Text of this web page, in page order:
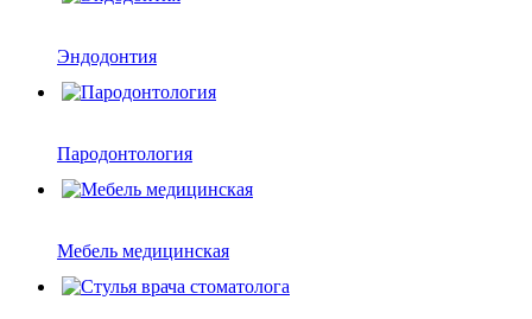
Эндодонтия
Пародонтология
Мебель медицинская